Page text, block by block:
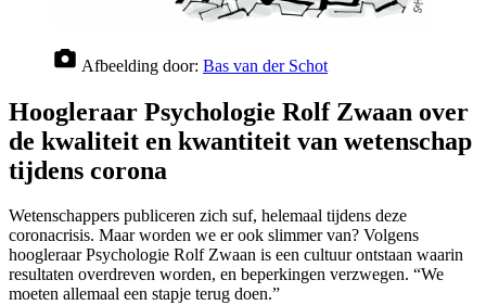
Afbeelding door: Bas van der Schot
Hoogleraar Psychologie Rolf Zwaan over
de kwaliteit en kwantiteit van wetenschap
tijdens corona
Wetenschappers publiceren zich suf, helemaal tijdens deze
coronacrisis. Maar worden we er ook slimmer van? Volgens
hoogleraar Psychologie Rolf Zwaan is een cultuur ontstaan waarin
resultaten overdreven worden, en beperkingen verzwegen. “We
moeten allemaal een stapje terug doen.”